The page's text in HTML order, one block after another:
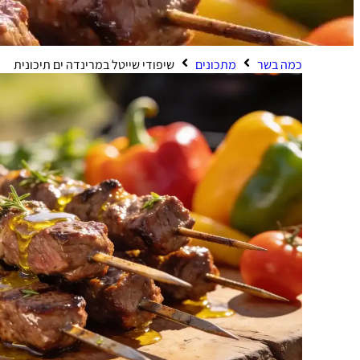
כמה בשר מתכונים שיפודי שייטל במרינדה ים תיכונית